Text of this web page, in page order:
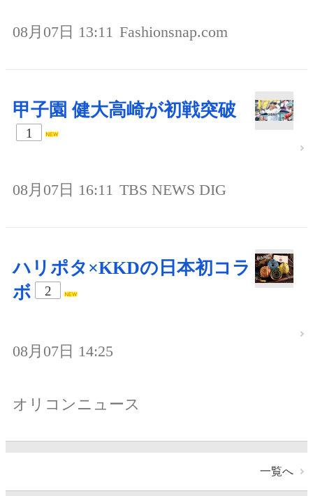
08月07日 13:11 Fashionsnap.com
甲子園 健大高崎が初戦突破
1
08月07日 16:11 TBS NEWS DIG
ハリポタ×KKDの日本初コラ
ボ
2
08月07日 14:25
オリコンニュース
一覧へ